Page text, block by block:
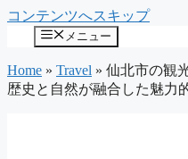
コンテンツへスキップ
メニュー
Home » Travel » 仙北市の観
歴史と自然が融合した魅力